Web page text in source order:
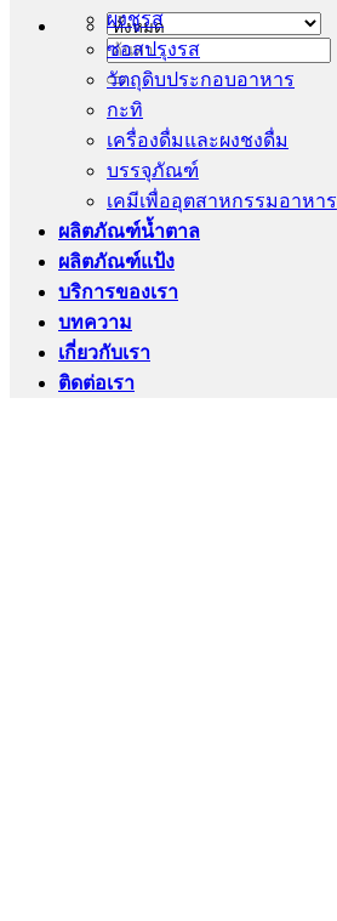
ค้นหา:
ผงชูรส
ซอสปรุงรส
วัตถุดิบประกอบอาหาร
กะทิ
เครื่องดื่มและผงชงดื่ม
บรรจุภัณฑ์
เคมีเพื่ออุตสาหกรรมอาหาร
ผลิตภัณฑ์น้ำตาล
ผลิตภัณฑ์แป้ง
บริการของเรา
บทความ
เกี่ยวกับเรา
ติดต่อเรา